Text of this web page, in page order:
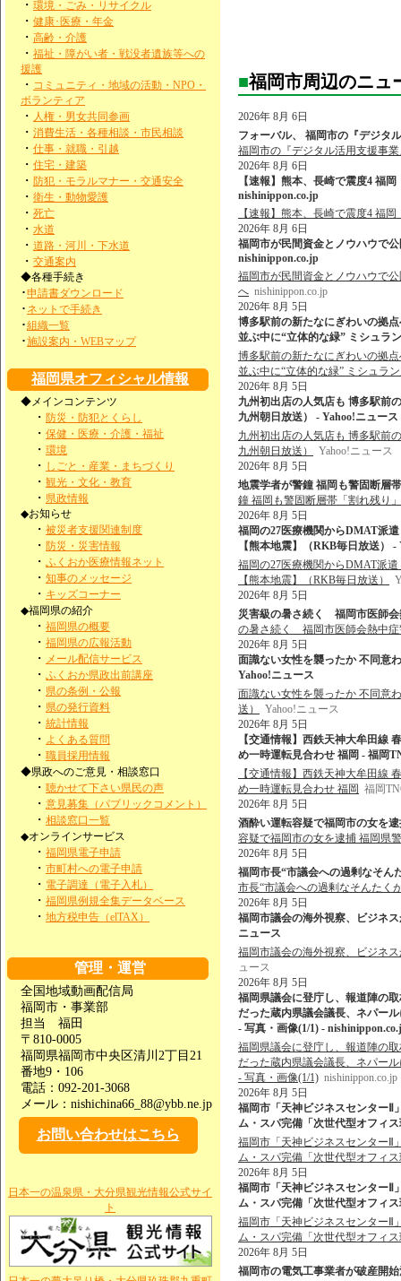
・ 環境・ごみ・リサイクル
・ 健康･医療・年金
・ 高齢・介護
・ 福祉・障がい者・戦没者遺族等への
援護
・ コミュニティ・地域の活動・NPO・
ボランティア
・ 人権・男女共同参画
・ 消費生活・各種相談・市民相談
・ 仕事・就職・引越
・ 住宅・建築
・ 防犯・モラルマナー・交通安全
・ 衛生・動物愛護
・ 死亡
・ 水道
・ 道路・河川・下水道
・ 交通案内
◆各種手続き
･申請書ダウンロード
･ ネットで手続き
･組織一覧
･施設案内・WEBマップ
福岡県オフィシャル情報
◆メインコンテンツ
・ 防災・防犯とくらし
・ 保健・医療・介護・福祉
・ 環境
・ しごと・産業・まちづくり
・ 観光・文化・教育
・ 県政情報
◆お知らせ
・ 被災者支援関連制度
・ 防災・災害情報
・ ふくおか医療情報ネット
・ 知事のメッセージ
・ キッズコーナー
◆福岡県の紹介
・ 福岡県の概要
・ 福岡県の広報活動
・ メール配信サービス
・ ふくおか県政出前講座
・ 県の条例・公報
・ 県の発行資料
・ 統計情報
・ よくある質問
・ 職員採用情報
◆県政へのご意見・相談窓口
・ 聴かせて下さい県民の声
・ 意見募集（パブリックコメント）
・ 相談窓口一覧
◆オンラインサービス
・ 福岡県電子申請
・ 市町村への電子申請
・ 電子調達（電子入札）
・ 福岡県例規全集データベース
・ 地方税申告（elTAX）
管理・運営
全国地域動画配信局
福岡市・事業部
担当 福田
〒810-0005
福岡県福岡市中央区清川2丁目21
番地9・106
電話：092-201-3068
メール：nishichina66_88@ybb.ne.jp
お問い合わせはこちら
日本一の温泉県・大分県観光情報公式サイ
ト
■福岡市周辺のニュ
2026年 8月 6日
フォーバル、 福岡市の『デジタ
福岡市の『デジタル活用支援事
2026年 8月 6日
【速報】熊本、長崎で震度4 福
nishinippon.co.jp
【速報】熊本、長崎で震度4 福
2026年 8月 6日
福岡市が民間資金とノウハウで
nishinippon.co.jp
福岡市が民間資金とノウハウで
へ nishinippon.co.jp
2026年 8月 5日
博多駅前の新たなにぎわいの拠
並ぶ中に“立体的な緑” ミシュラ
博多駅前の新たなにぎわいの拠
並ぶ中に“立体的な緑” ミシュラ
2026年 8月 5日
九州初出店の人気店も 博多駅前
九州朝日放送） - Yahoo!ニュース
九州初出店の人気店も 博多駅前
九州朝日放送）
Yahoo!ニュース
2026年 8月 5日
地震学者が警鐘 福岡も警固断層
鐘 福岡も警固断層帯「割れ残り
2026年 8月 5日
福岡の27医療機関からDMAT派
【熊本地震】（RKB毎日放送）
福岡の27医療機関からDMAT派
【熊本地震】（RKB毎日放送）
2026年 8月 5日
災害級の暑さ続く 福岡市医師会
の暑さ続く 福岡市医師会熱中症
2026年 8月 5日
面識ない女性を襲ったか 不同意
Yahoo!ニュース
面識ない女性を襲ったか 不同意
送）
Yahoo!ニュース
2026年 8月 5日
【交通情報】西鉄天神大牟田線
め一時運転見合わせ 福岡 - 福岡
【交通情報】西鉄天神大牟田線
め一時運転見合わせ 福岡 福岡
2026年 8月 5日
酒酔い運転容疑で福岡市の女を
容疑で福岡市の女を逮捕 福岡県
2026年 8月 5日
福岡市長“市議会への過剰なそん
市長“市議会への過剰なそんたく
2026年 8月 5日
福岡市議会の海外視察、ビジネ
ニュース
福岡市議会の海外視察、ビジネ
ュース
2026年 8月 5日
福岡県議会に登庁し、報道陣の
だった蔵内県議会議長、ネパー
- 写真・画像(1/1) -
福岡県議会に登庁し、報道陣の
だった蔵内県議会議長、ネパー
- 写真・画像(1/1) nishinippon.co.jp
2026年 8月 5日
福岡市「天神ビジネスセンター
ム・スパ完備「次世代型オフィ
福岡市「天神ビジネスセンター
ム・スパ完備「次世代型オフィ
2026年 8月 5日
福岡市「天神ビジネスセンター
ム・スパ完備「次世代型オフィ
福岡市「天神ビジネスセンター
ム・スパ完備「次世代型オフィ
2026年 8月 5日
福岡市の電気工事業者が破産開